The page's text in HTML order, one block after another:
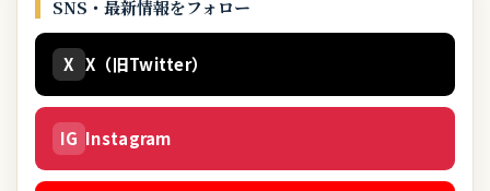
SNS・最新情報をフォロー
X X（旧Twitter）
IG Instagram